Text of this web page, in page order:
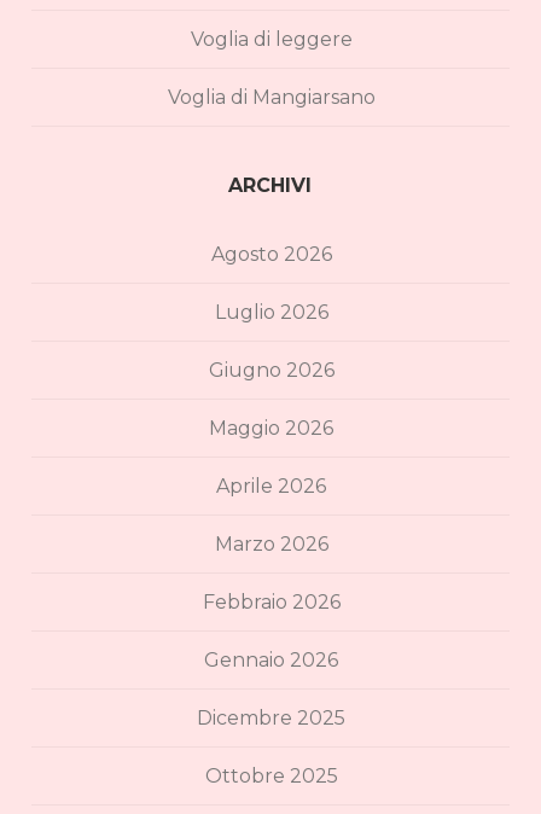
Voglia di leggere
Voglia di Mangiarsano
ARCHIVI
Agosto 2026
Luglio 2026
Giugno 2026
Maggio 2026
Aprile 2026
Marzo 2026
Febbraio 2026
Gennaio 2026
Dicembre 2025
Ottobre 2025